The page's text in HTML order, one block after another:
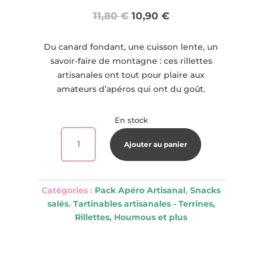
11,80€ Le
initial
11,80 €.
10,90 €Le
actuel
10,90 €.
Du canard fondant, une cuisson lente, un
savoir-faire de montagne : ces rillettes
artisanales ont tout pour plaire aux
amateurs d’apéros qui ont du goût.
En stock
QUANTITÉ
RILLETTES
CANARD
ARTISANALES
Ajouter au panier
Catégories : Pack Apéro Artisanal, Snacks
salés, Tartinables artisanales - Terrines,
Rillettes, Houmous et plus